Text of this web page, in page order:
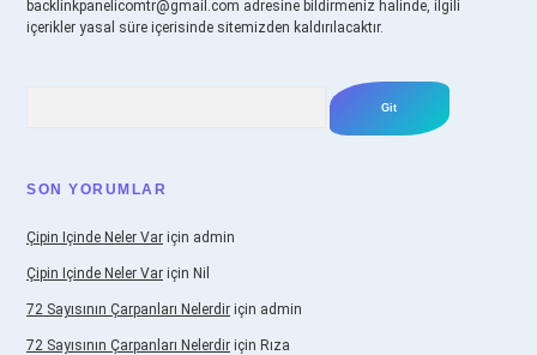
backlinkpanelicomtr@gmail.com adresine bildirmeniz halinde, ilgili
içerikler yasal süre içerisinde sitemizden kaldırılacaktır.
SON YORUMLAR
Çipin Içinde Neler Var için admin
Çipin Içinde Neler Var için Nil
72 Sayısının Çarpanları Nelerdir için admin
72 Sayısının Çarpanları Nelerdir için Rıza